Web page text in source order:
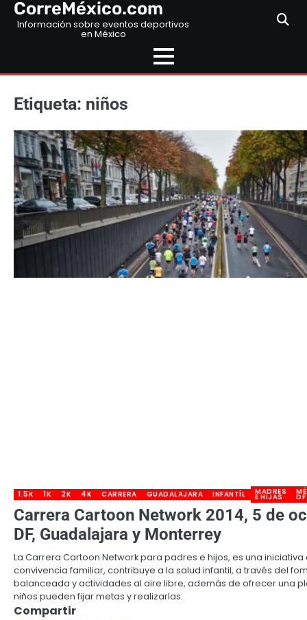
SkipCorreMéxico.com
Información sobre eventos deportivos
en México
Etiqueta: niños
1.5K 1K 2K 4K CARRERA GUADALAJARA INFANTÍL MADRES
E HIJAS DF
Carrera Cartoon Network 2014, 5 de
DF, Guadalajara y Monterrey
La Carrera Cartoon Network para padres e hijos, es una
convivencia familiar, contribuye a la salud infantil, a través del
balanceada y actividades al aire libre, además de ofrecer una
niños pueden fijar metas y realizarlas.
Compartir